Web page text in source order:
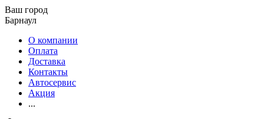
Ваш город
Барнаул
О компании
Оплата
Доставка
Контакты
Автосервис
Акция
...